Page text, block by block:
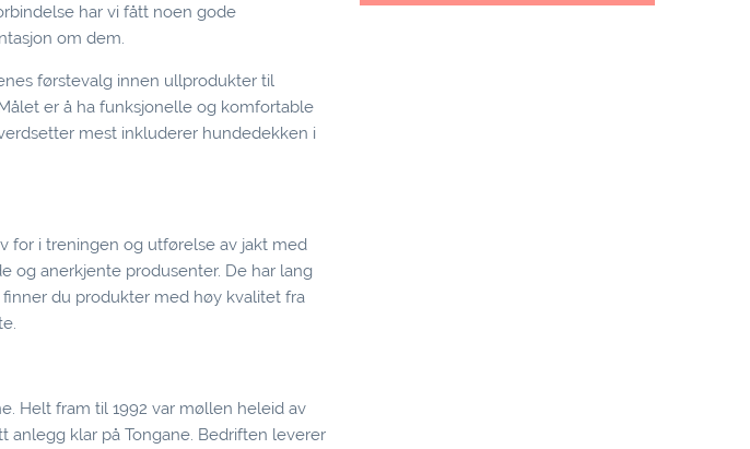
har vi fått noen gode
om dem.
førstevalg innen ullprodukter til
er å ha funksjonelle og komfortable
mest inkluderer hundedekken i
for i treningen og utførelse av jakt med
og anerkjente produsenter. De har lang
du produkter med høy kvalitet fra
Helt fram til 1992 var møllen heleid av
anlegg klar på Tongane. Bedriften leverer